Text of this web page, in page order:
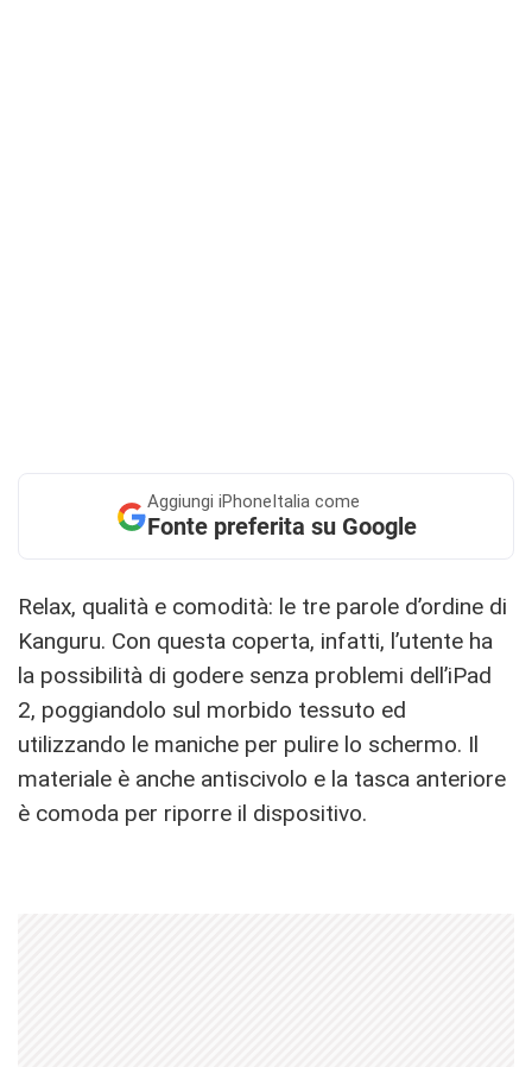
Aggiungi iPhoneItalia come
Fonte preferita su Google
Relax, qualità e comodità: le tre parole d’ordine di
Kanguru. Con questa coperta, infatti, l’utente ha
la possibilità di godere senza problemi dell’iPad
2, poggiandolo sul morbido tessuto ed
utilizzando le maniche per pulire lo schermo. Il
materiale è anche antiscivolo e la tasca anteriore
è comoda per riporre il dispositivo.